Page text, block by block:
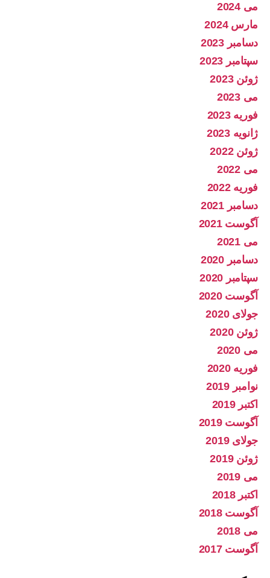
می 2024
مارس 2024
دسامبر 2023
سپتامبر 2023
ژوئن 2023
می 2023
فوریه 2023
ژانویه 2023
ژوئن 2022
می 2022
فوریه 2022
دسامبر 2021
آگوست 2021
می 2021
دسامبر 2020
سپتامبر 2020
آگوست 2020
جولای 2020
ژوئن 2020
می 2020
فوریه 2020
نوامبر 2019
اکتبر 2019
آگوست 2019
جولای 2019
ژوئن 2019
می 2019
اکتبر 2018
آگوست 2018
می 2018
آگوست 2017